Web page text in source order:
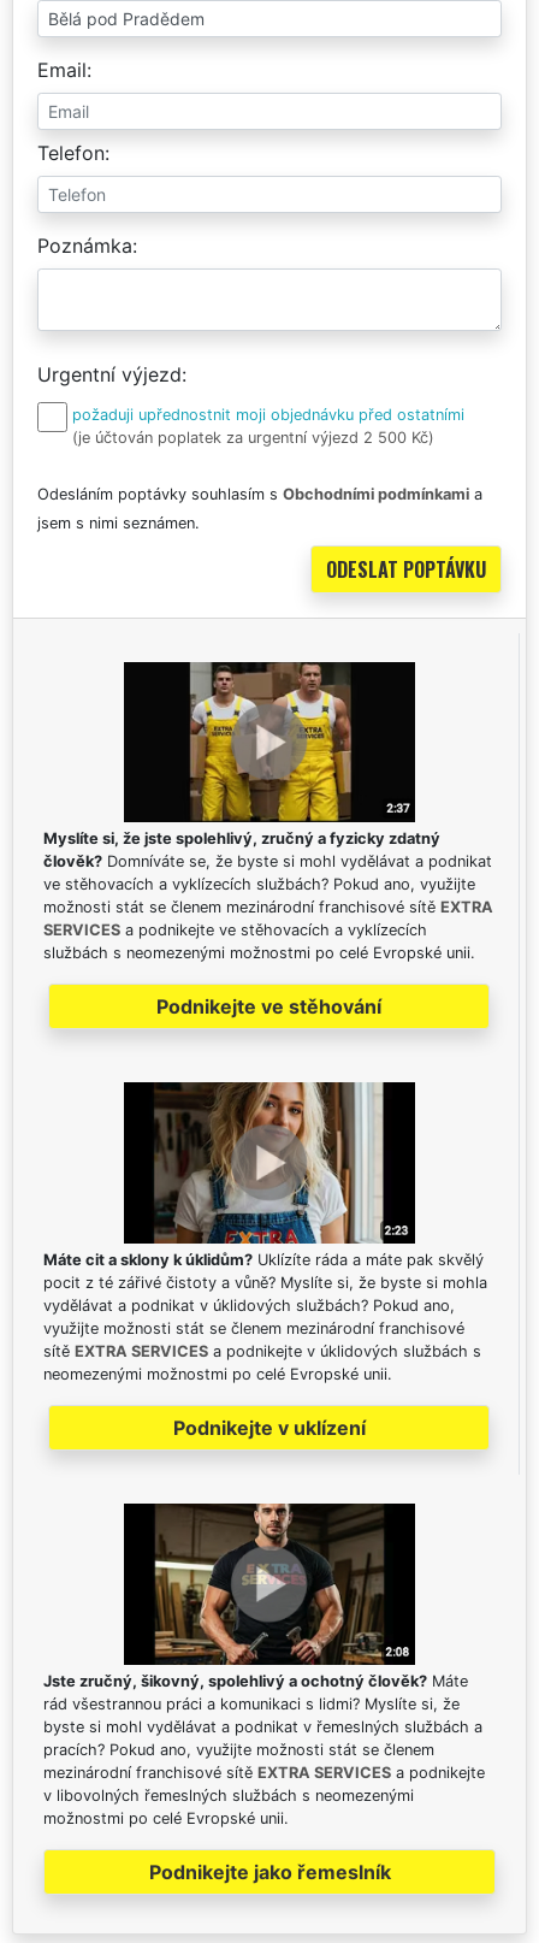
Email
Telefon
Poznámka
Urgentní výjezd
požaduji upřednostnit moji objednávku před ostatními
(je účtován poplatek za urgentní výjezd 2 500 Kč)
Odesláním poptávky souhlasím s Obchodními podmínkami a
jsem s nimi seznámen.
Myslíte si, že jste spolehlivý, zručný a fyzicky zdatný
člověk? Domníváte se, že byste si mohl vydělávat a podnikat
ve stěhovacích a vyklízecích službách? Pokud ano, využijte
možnosti stát se členem mezinárodní franchisové sítě EXTRA
SERVICES a podnikejte ve stěhovacích a vyklízecích
službách s neomezenými možnostmi po celé Evropské unii.
Podnikejte ve stěhování
Máte cit a sklony k úklidům? Uklízíte ráda a máte pak skvělý
pocit z té zářivé čistoty a vůně? Myslíte si, že byste si mohla
vydělávat a podnikat v úklidových službách? Pokud ano,
využijte možnosti stát se členem mezinárodní franchisové
sítě EXTRA SERVICES a podnikejte v úklidových službách s
neomezenými možnostmi po celé Evropské unii.
Podnikejte v uklízení
Jste zručný, šikovný, spolehlivý a ochotný člověk? Máte
rád všestrannou práci a komunikaci s lidmi? Myslíte si, že
byste si mohl vydělávat a podnikat v řemeslných službách a
pracích? Pokud ano, využijte možnosti stát se členem
mezinárodní franchisové sítě EXTRA SERVICES a podnikejte
v libovolných řemeslných službách s neomezenými
možnostmi po celé Evropské unii.
Podnikejte jako řemeslník